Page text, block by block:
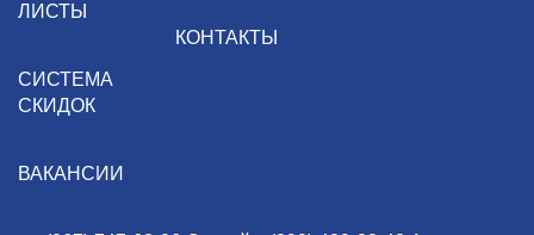
ЛИСТЫ
СИСТЕМА
СКИДОК
ВАКАНСИИ
КОНТАКТЫ